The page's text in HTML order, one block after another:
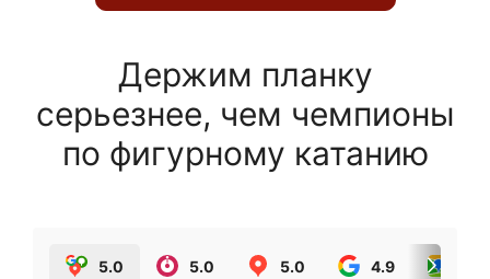
Держим планку
серьезнее, чем чемпионы
по фигурному катанию
5.0 5.0 5.0 4.9